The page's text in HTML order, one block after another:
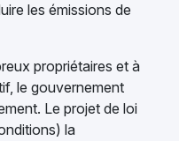
les émissions de
propriétaires et à
le gouvernement
Le projet de loi
la